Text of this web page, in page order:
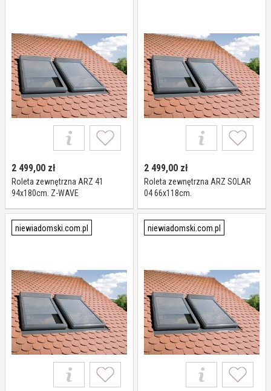
2 499,00 zł
Roleta zewnętrzna ARZ 41
94x180cm. Z-WAVE
2 499,00 zł
Roleta zewnętrzna ARZ SOLAR
04 66x118cm.
niewiadomski.com.pl niewiadomski.com.pl